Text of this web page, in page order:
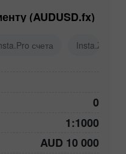
(AUDUSD.fx)
счета Insta.Zero
0
1:1000
AUD 10 000